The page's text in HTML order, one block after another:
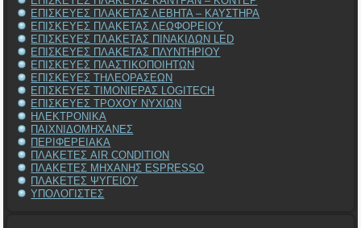
ΕΠΙΣΚΕΥΕΣ ΠΛΑΚΕΤΑΣ ΛΕΒΗΤΑ – ΚΑΥΣΤΗΡΑ
ΕΠΙΣΚΕΥΕΣ ΠΛΑΚΕΤΑΣ ΛΕΩΦΟΡΕΙΟΥ
ΕΠΙΣΚΕΥΕΣ ΠΛΑΚΕΤΑΣ ΠΙΝΑΚΙΔΩΝ LED
ΕΠΙΣΚΕΥΕΣ ΠΛΑΚΕΤΑΣ ΠΛΥΝΤΗΡΙΟΥ
ΕΠΙΣΚΕΥΕΣ ΠΛΑΣΤΙΚΟΠΟΙΗΤΩΝ
ΕΠΙΣΚΕΥΕΣ ΤΗΛΕΟΡΑΣΕΩΝ
ΕΠΙΣΚΕΥΕΣ ΤΙΜΟΝΙΕΡΑΣ LOGITECH
ΕΠΙΣΚΕΥΕΣ ΤΡΟΧΟΥ ΝΥΧΙΩΝ
ΗΛΕΚΤΡΟΝΙΚΑ
ΠΑΙΧΝΙΔΟΜΗΧΑΝΕΣ
ΠΕΡΙΦΕΡΕΙΑΚΑ
ΠΛΑΚΕΤΕΣ AIR CONDITION
ΠΛΑΚΕΤΕΣ ΜΗΧΑΝΗΣ ESPRESSO
ΠΛΑΚΕΤΕΣ ΨΥΓΕΙΟΥ
ΥΠΟΛΟΓΙΣΤΕΣ